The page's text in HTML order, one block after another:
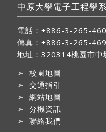
中原大學電子工程學
電話：+886-3-265-
傳真：+886-3-265-
地址： 320314桃園市中
➢ 校園地圖
➢ 交通指引
➢ 網站地圖
➢ 分機資訊
➢ 聯絡我們